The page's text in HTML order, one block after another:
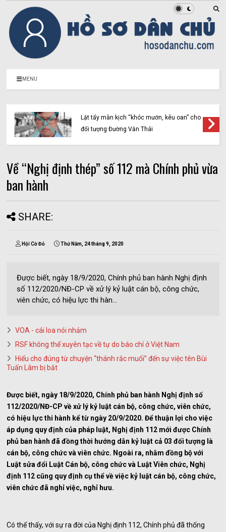
MENU
Lật tẩy màn kịch “khóc mướn, kêu oan” cho
đối tượng Đường Văn Thái
Về “Nghị định thép” số 112 mà Chính phủ vừa
ban hành
SHARE:
Hội Cờ Đỏ Thứ Năm, 24 tháng 9, 2020
Được biết, ngày 18/9/2020, Chính phủ ban hành Nghị định
số 112/2020/NĐ-CP về xử lý kỷ luật cán bộ, công chức,
viên chức, có hiệu lực thi hàn...
VOA - cái loa nói nhảm
RSF không thể xuyên tạc về tự do báo chí ở Việt Nam
Hiểu cho đúng từ chuyện “thánh rắc muối” đến sự việc tên Bùi
Tuấn Lâm bị bắt
Được biết, ngày 18/9/2020, Chính phủ ban hành Nghị định số
112/2020/NĐ-CP về xử lý kỷ luật cán bộ, công chức, viên chức,
có hiệu lực thi hành kể từ ngày 20/9/2020. Để thuận lợi cho việc
áp dụng quy định của pháp luật, Nghị định 112 mới được Chính
phủ ban hành đã đồng thời hướng dẫn kỷ luật cả 03 đối tượng là
cán bộ, công chức và viên chức. Ngoài ra, nhằm đồng bộ với
Luật sửa đổi Luật Cán bộ, công chức và Luật Viên chức, Nghị
định 112 cũng quy định cụ thể về việc kỷ luật cán bộ, công chức,
viên chức đã nghỉ việc, nghỉ hưu.
Có thể thấy, với sự ra đời của Nghị định 112, Chính phủ đã thống